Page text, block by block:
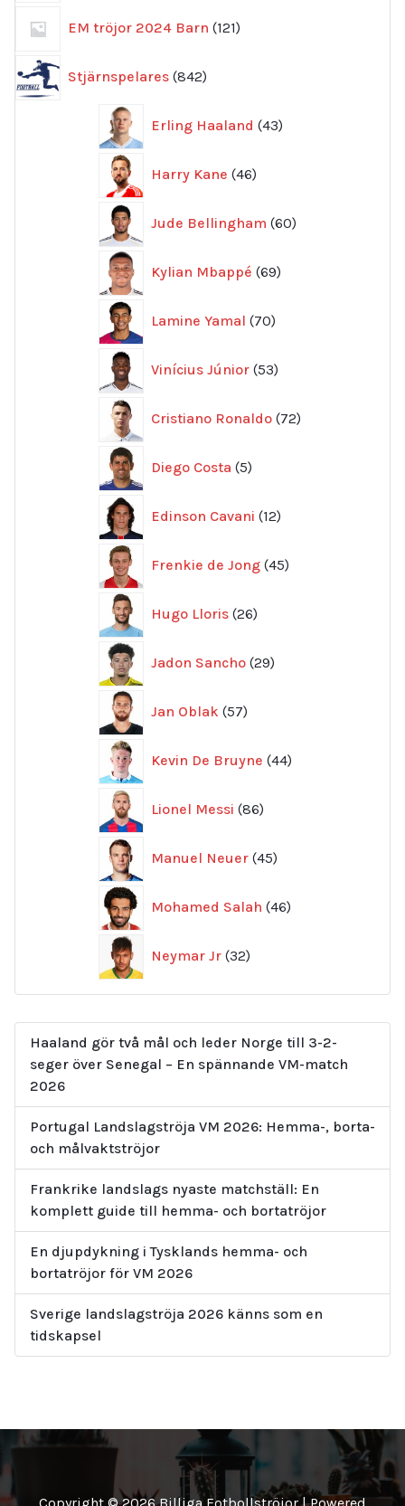
EM tröjor 2024 Barn 121
produkter
Stjärnspelares 842
produkter
Erling Haaland 43
produkter
Harry Kane 46
produkter
Jude Bellingham 60
produkter
Kylian Mbappé 69
produkter
Lamine Yamal 70
produkter
Vinícius Júnior 53
produkter
Cristiano Ronaldo 72
produkter
Diego Costa 5
produkter
Edinson Cavani 12
produkter
Frenkie de Jong 45
produkter
Hugo Lloris 26
produkter
Jadon Sancho 29
produkter
Jan Oblak 57
produkter
Kevin De Bruyne 44
produkter
Lionel Messi 86
produkter
Manuel Neuer 45
produkter
Mohamed Salah 46
produkter
Neymar Jr 32
produkter
Haaland gör två mål och leder Norge till 3-2-
seger över Senegal – En spännande VM-match
2026
Portugal Landslagströja VM 2026: Hemma-, borta-
och målvaktströjor
Frankrike landslags nyaste matchställ: En
komplett guide till hemma- och bortatröjor
En djupdykning i Tysklands hemma- och
bortatröjor för VM 2026
Sverige landslagströja 2026 känns som en
tidskapsel